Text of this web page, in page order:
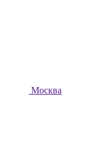
Москва